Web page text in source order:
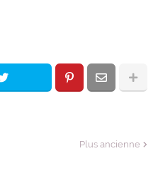
Plus ancienne